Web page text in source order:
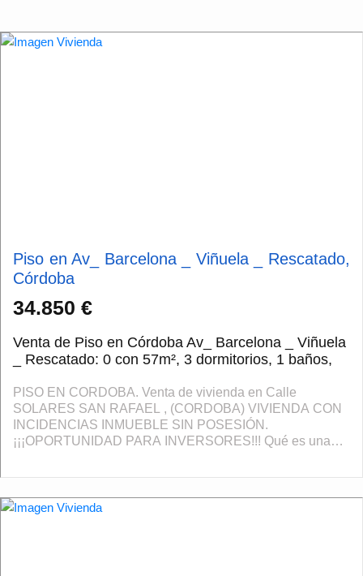
Piso en Av_ Barcelona _ Viñuela _ Rescatado,
Córdoba
34.850 €
Venta de Piso en Córdoba Av_ Barcelona _ Viñuela
_ Rescatado: 0 con 57m², 3 dormitorios, 1 baños,
PISO EN CORDOBA. Venta de vivienda en Calle
SOLARES SAN RAFAEL , (CORDOBA) VIVIENDA CON
INCIDENCIAS INMUEBLE SIN POSESIÓN.
¡¡¡OPORTUNIDAD PARA INVERSORES!!! Qué es una